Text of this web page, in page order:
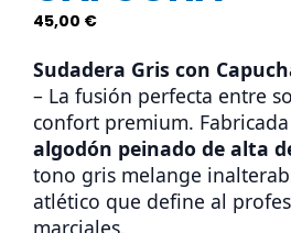
45,00 €
Sudadera Gris con
– La fusión perfecta entre
confort premium.
algodón peinado de alta
tono gris melange
atlético que define al
marciales.